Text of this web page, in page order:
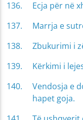
Ecja për në
Marrja e
Zbukurimi i
Kërkimi i
Vendosja e
hapet goja.